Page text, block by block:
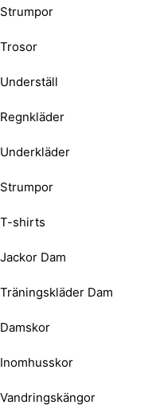
Strumpor
Trosor
Underställ
Regnkläder
Underkläder
Strumpor
T-shirts
Jackor Dam
Träningskläder Dam
Damskor
Inomhusskor
Vandringskängor